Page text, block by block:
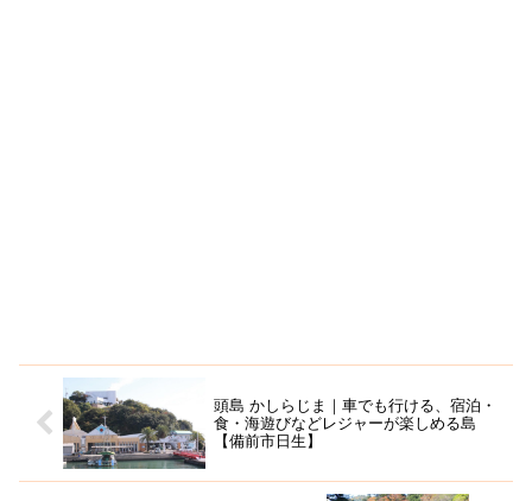
頭島 かしらじま｜車でも行ける、宿泊・
食・海遊びなどレジャーが楽しめる島
【備前市日生】